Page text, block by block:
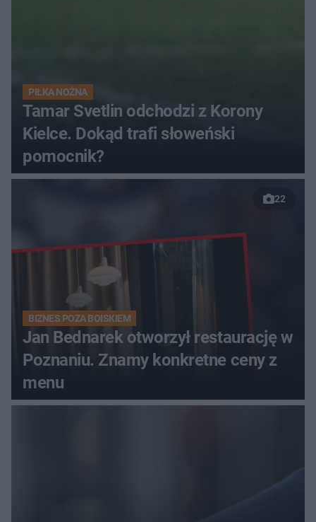
PIŁKA NOŻNA
Tamar Svetlin odchodzi z Korony
Kielce. Dokąd trafi słoweński
pomocnik?
22
BIZNES POZA BOISKIEM
Jan Bednarek otworzył restaurację w
Poznaniu. Znamy konkretne ceny z
menu